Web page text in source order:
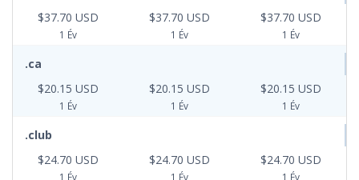
$37.70 USD
1 Év
$37.70 USD
1 Év
$37.70 USD
1 Év
.ca
$20.15 USD
1 Év
$20.15 USD
1 Év
$20.15 USD
1 Év
.club
$24.70 USD
1 Év
$24.70 USD
1 Év
$24.70 USD
1 Év